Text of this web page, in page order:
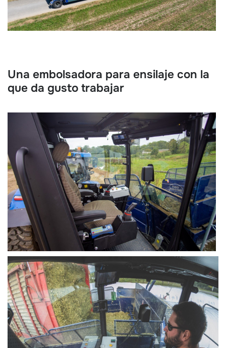
Una embolsadora para ensilaje con la
que da gusto trabajar